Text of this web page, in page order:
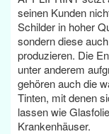
seinen Kunden
Schilder in hoher
sondern diese
produzieren. Die
unter anderem
gehören auch die
Tinten, mit denen
lassen wie
Krankenhäuser.